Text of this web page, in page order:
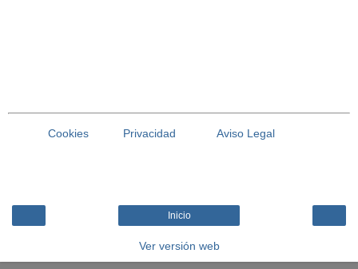
Cookies Privacidad Aviso Legal
Inicio
Ver versión web